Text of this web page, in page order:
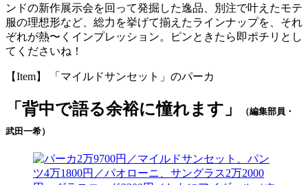
ンドの新作展示会を回って発掘した逸品、別注で叶えたモテ
服の理想形など、総力を挙げて揃えたラインナップを、それ
ぞれが熱〜くインプレッション。ピンときたら即ポチリとし
てくださいね！
【Item】 「マイルドサンセット」のパーカ
「背中で語る余裕に憧れます」
（編集部員・
武田一希）